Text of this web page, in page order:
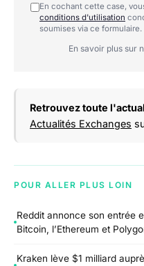
En cochant cette case,
conditions d'utilisation
soumises via ce formulaire.
En savoir plus sur
Retrouvez toute
Actualités Exchanges
POUR ALLER PLUS LOIN
Reddit annonce son entrée
Bitcoin, l’Ethereum et
Kraken lève $1 milliard